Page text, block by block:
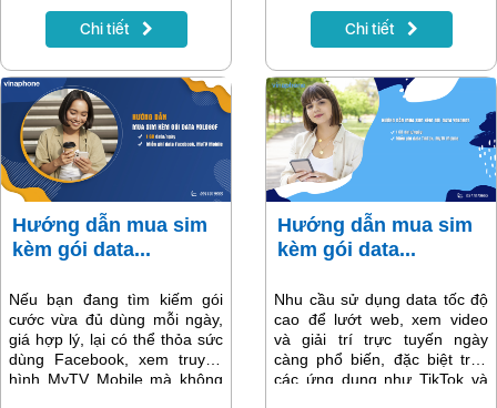
chương trình ưu đãi đặc biệt
trong tháng 11 và 12/2025.
VNPT Money khi mua hàng
trên Lazada, khách hàng sẽ
được nhận voucher giảm giá
lên đến 40.000đ cho mỗi đơn
hàng.
Chi tiết
đó trọn vẹn hơn, VinaPhone
dành tặng 17GB Data miễn
cấp lên iPhone 17 trong thời
gian từ 01/11/2025 đến
31/08/2026.
Chi tiết
Hướng dẫn mua sim
kèm gói data...
Nếu bạn đang tìm kiếm gói
cước vừa đủ dùng mỗi ngày,
giá hợp lý, lại có thể thỏa sức
dùng Facebook, xem truyền
hình MyTV Mobile mà không
Hướng dẫn mua sim
kèm gói data...
Nhu cầu sử dụng data tốc độ
cao để lướt web, xem video
và giải trí trực tuyến ngày
càng phổ biến, đặc biệt trên
các ứng dụng như TikTok và